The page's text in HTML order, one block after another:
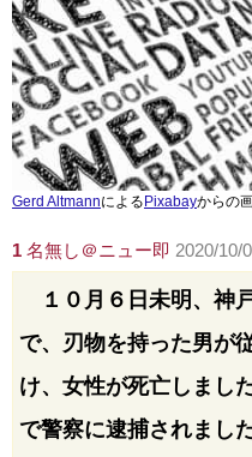
Gerd AltmannによるPixabayからの
1 名無し＠ニュー即 2020/10/
１０月６日未明、神
で、刃物を持った男が
け、女性が死亡しまし
で警察に逮捕されました